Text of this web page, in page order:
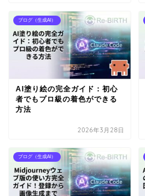
ブログ（生成AI）
AI塗り絵の完全ガイド：初心
者でもプロ級の着色ができる
方法
2026年3月28日
ブログ（生成AI）